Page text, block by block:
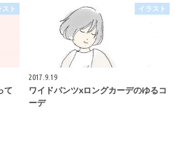
スト
て
イラスト
2017.9.19
ワイドパンツxロングカーデのゆるコ
ーデ